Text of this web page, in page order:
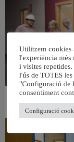
Utilitzem cookies
l'experiència més
i visites
l'ús de TOTES
"Configuració de
consentiment
Configuració